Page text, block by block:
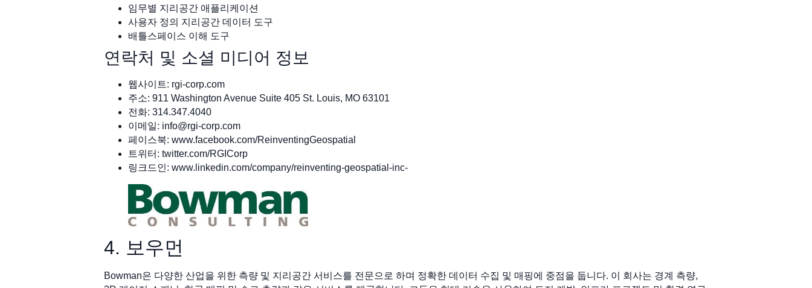
임무별 지리공간 애플리케이션
사용자 정의 지리공간 데이터 도구
배틀스페이스 이해 도구
연락처 및 소셜 미디어 정보
웹사이트: rgi-corp.com
주소: 911 Washington Avenue Suite 405 St. Louis, MO 63101
전화: 314.347.4040
이메일: info@rgi-corp.com
페이스북: www.facebook.com/ReinventingGeospatial
트위터: twitter.com/RGICorp
링크드인: www.linkedin.com/company/reinventing-geospatial-inc-
4. 보우먼
Bowman은 다양한 산업을 위한 측량 및 지리공간 서비스를 전문으로 하며 정확한 데이터 수집 및 매핑에 중점을 둡니다. 이 회사는 경계 측량,